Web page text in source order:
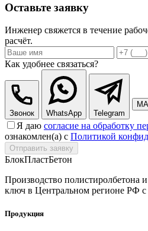
Оставьте заявку
Инженер свяжется в течение
расчёт.
Как удобнее связаться?
Звонок WhatsApp Telegram
Я даю согласие на обработку
ознакомлен(а) с Политикой
Отправить заявку
БлокПластБетон
Производство полистиролбетона
ключ в Центральном регионе РФ с
Продукция